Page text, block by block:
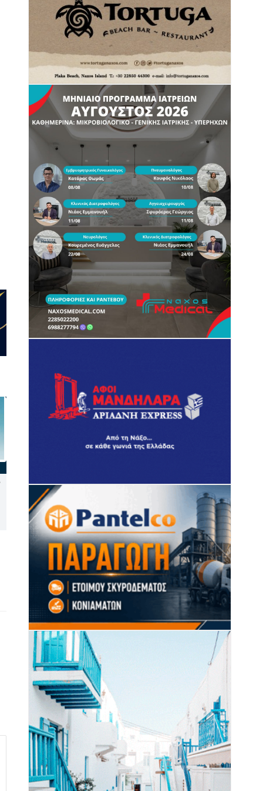
Νάξος: Καταγγελία στον
Συνήγορο του Πολίτη για
την έλλειψη διαγράμμισης
στον δρόμο Τρίποδες –
Μικρή Βίγλα
Δεύτερη παρέμβαση του ΣτΕ
για τις οικοδομικές άδειες
στη Σίφνο